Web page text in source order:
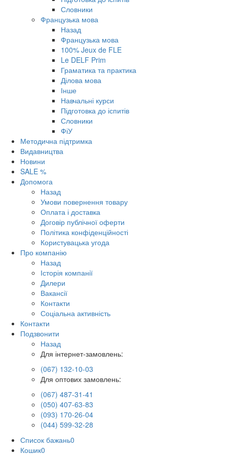
Словники
Французька мова
Назад
Французька мова
100% Jeux de FLE
Le DELF Prim
Граматика та практика
Ділова мова
Інше
Навчальні курси
Підготовка до іспитів
Словники
ФіУ
Методична підтримка
Видавництва
Новини
SALE %
Допомога
Назад
Умови повернення товару
Оплата і доставка
Договір публічної оферти
Політика конфіденційності
Користувацька угода
Про компанію
Назад
Історія компанії
Дилери
Вакансії
Контакти
Соціальна активність
Контакти
Подзвонити
Назад
Для інтернет-замовлень:
(067) 132-10-03
Для оптових замовлень:
(067) 487-31-41
(050) 407-63-83
(093) 170-26-04
(044) 599-32-28
Список бажань0
Кошик0